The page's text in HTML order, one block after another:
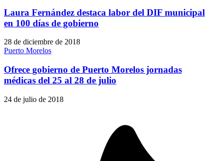
Laura Fernández destaca labor del DIF municipal
en 100 días de gobierno
28 de diciembre de 2018
Puerto Morelos
Ofrece gobierno de Puerto Morelos jornadas
médicas del 25 al 28 de julio
24 de julio de 2018